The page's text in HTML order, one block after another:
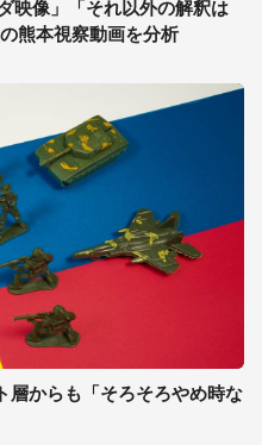
映像」「それ以外の解釈は
熊本視察動画を分析
層からも「そろそろやめ時な